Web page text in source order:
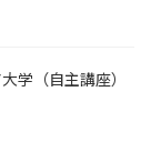
（自主講座）